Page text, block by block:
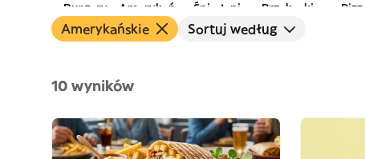
Burgery Śniadanie Przekąski Pizza
Amerykańskie Sortuj według
10 wyników